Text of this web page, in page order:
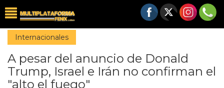
Internacionales
A pesar del anuncio de Donald
Trump, Israel e Irán no confirman el
"alto el fuego"